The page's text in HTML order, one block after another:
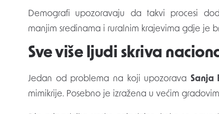
Demografi upozoravaju da takvi procesi
manjim sredinama i ruralnim krajevima gdje je
Sve više ljudi skriva
Jedan od problema na koji upozorava Sanja
mimikrije. Posebno je izražena u većim